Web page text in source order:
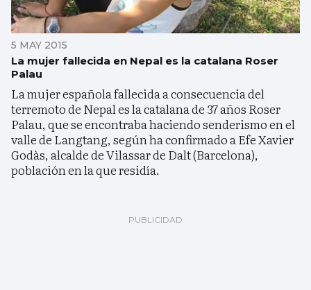
5 MAY 2015
La mujer fallecida en Nepal es la catalana Roser
Palau
La mujer española fallecida a consecuencia del
terremoto de Nepal es la catalana de 37 años Roser
Palau, que se encontraba haciendo senderismo en el
valle de Langtang, según ha confirmado a Efe Xavier
Godàs, alcalde de Vilassar de Dalt (Barcelona),
población en la que residía.